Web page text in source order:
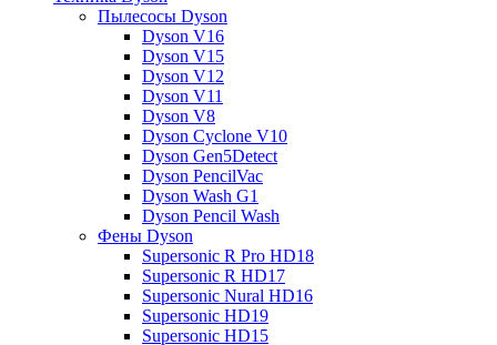
Пылесосы Dyson
Dyson V16
Dyson V15
Dyson V12
Dyson V11
Dyson V8
Dyson Cyclone V10
Dyson Gen5Detect
Dyson PencilVac
Dyson Wash G1
Dyson Pencil Wash
Фены Dyson
Supersonic R Pro HD18
Supersonic R HD17
Supersonic Nural HD16
Supersonic HD19
Supersonic HD15